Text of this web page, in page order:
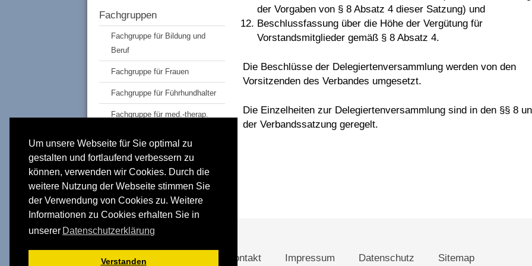
Um unsere Webseite für Sie optimal zu
gestalten und fortlaufend verbessern zu
können, verwenden wir Cookies. Durch die
weitere Nutzung der Webseite stimmen Sie
der Verwendung von Cookies zu. Weitere
Informationen zu Cookies erhalten Sie in
unserer Datenschutzerklärung
Verstanden
Fachgruppen
Fachgruppe für Bildung und
Beruf
Fachgruppe für Frauen
Fachgruppe für Führhundhalter
Fachgruppe für med.-therap.
Abteilungen
Eltern sehgeschädigter Kinder
Jüngere Generation
der Vorgaben von § 8 Absatz 4 dieser Satzung) und
Beschlussfassung über die Höhe der Vergütung für
Vorstandsmitglieder gemäß § 8 Absatz 4.
Die Beschlüsse der Delegiertenversammlung werden von den
Vorsitzenden des Verbandes umgesetzt.
Die Einzelheiten zur Delegiertenversammlung sind in den §§ 8
der Verbandssatzung geregelt.
Förderer und Partner Kontakt Impressum Datenschutz Sitemap